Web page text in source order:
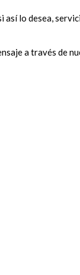
así lo desea,
a través de